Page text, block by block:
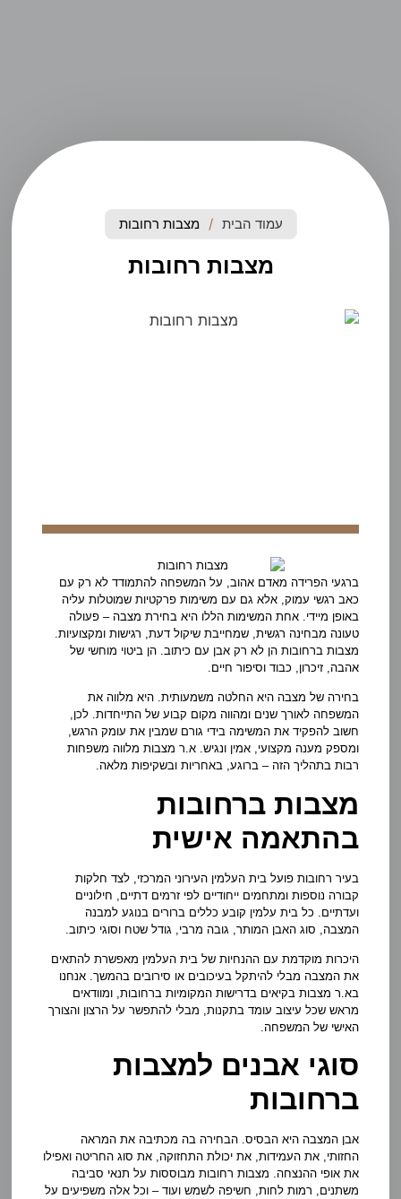
עמוד הבית / מצבות רחובות
מצבות רחובות
ברגעי הפרידה מאדם אהוב, על המשפחה להתמודד לא רק עם
כאב רגשי עמוק, אלא גם עם משימות פרקטיות שמוטלות עליה
באופן מיידי. אחת המשימות הללו היא בחירת מצבה – פעולה
טעונה מבחינה רגשית, שמחייבת שיקול דעת, רגישות ומקצועיות.
מצבות ברחובות הן לא רק אבן עם כיתוב. הן ביטוי מוחשי של
אהבה, זיכרון, כבוד וסיפור חיים.
בחירה של מצבה היא החלטה משמעותית. היא מלווה את
המשפחה לאורך שנים ומהווה מקום קבוע של התייחדות. לכן,
חשוב להפקיד את המשימה בידי גורם שמבין את עומק הרגש,
ומספק מענה מקצועי, אמין ונגיש. א.ר מצבות מלווה משפחות
רבות בתהליך הזה – ברוגע, באחריות ובשקיפות מלאה.
מצבות ברחובות
בהתאמה אישית
בעיר רחובות פועל בית העלמין העירוני המרכזי, לצד חלקות
קבורה נוספות ומתחמים ייחודיים לפי זרמים דתיים, חילוניים
ועדתיים. כל בית עלמין קובע כללים ברורים בנוגע למבנה
המצבה, סוג האבן המותר, גובה מרבי, גודל שטח וסוגי כיתוב.
היכרות מוקדמת עם ההנחיות של בית העלמין מאפשרת להתאים
את המצבה מבלי להיתקל בעיכובים או סירובים בהמשך. אנחנו
בא.ר מצבות בקיאים בדרישות המקומיות ברחובות, ומוודאים
מראש שכל עיצוב עומד בתקנות, מבלי להתפשר על הרצון והצורך
האישי של המשפחה.
סוגי אבנים למצבות
ברחובות
אבן המצבה היא הבסיס. הבחירה בה מכתיבה את המראה
החזותי, את העמידות, את יכולת התחזוקה, את סוג החריטה ואפילו
את אופי ההנצחה. מצבות רחובות מבוססות על תנאי סביבה
משתנים, רמות לחות, חשיפה לשמש ועוד – וכל אלה משפיעים על